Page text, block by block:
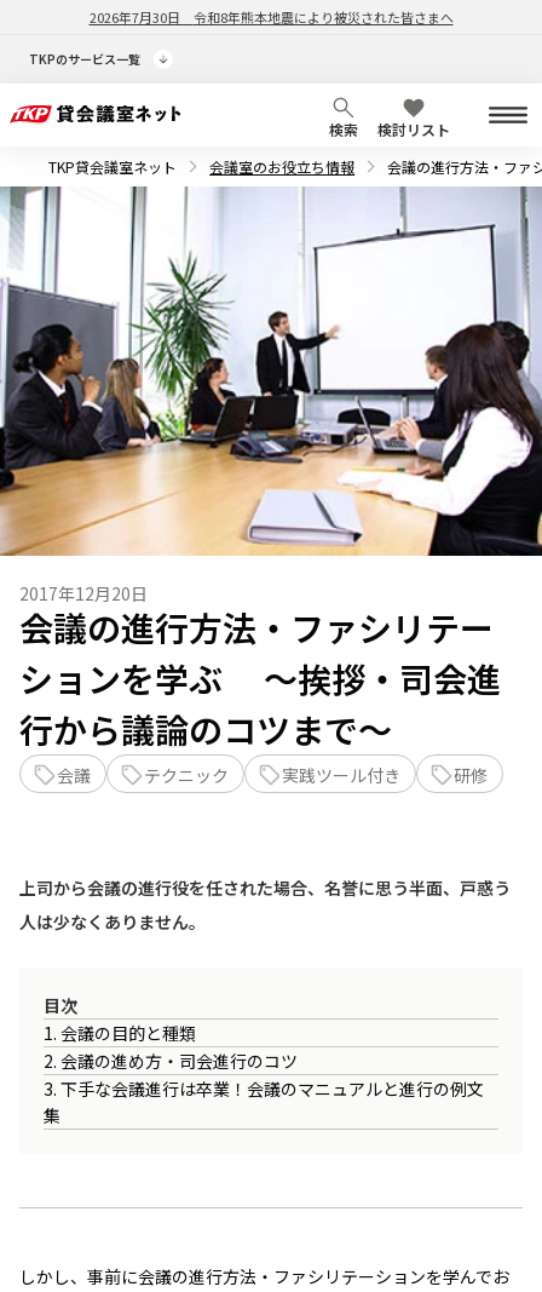
2026年7月30日 令和8年熊本地震により被災された皆さまへ
TKPのサービス一覧
検索
検討リスト
TKP貸会議室ネット
会議室のお役立ち情報 会議の進行方法・フ
2017年12月20日
会議の進行方法・ファシリテー
ションを学ぶ ～挨拶・司会進
行から議論のコツまで～
会議 テクニック 実践ツール付き 研修
上司から会議の進行役を任された場合、名誉に思う半面、戸惑う
人は少なくありません。
目次
1. 会議の目的と種類
2. 会議の進め方・司会進行のコツ
3. 下手な会議進行は卒業！会議のマニュアルと進行の例文
集
しかし、事前に会議の進行方法・ファシリテーションを学んでお